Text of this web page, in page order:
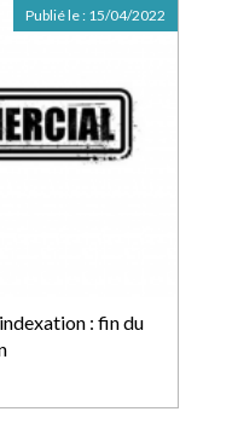
: fin du
Publié le : 15/04/2022